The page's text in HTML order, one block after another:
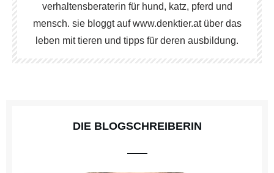
verhaltensberaterin für hund, katz, pferd und
mensch. sie bloggt auf www.denktier.at über das
leben mit tieren und tipps für deren ausbildung.
DIE BLOGSCHREIBERIN